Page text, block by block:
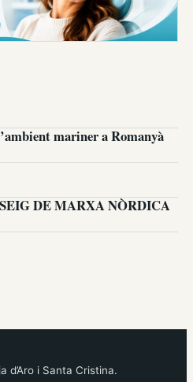
mariner a Romanyà
DE MARXA NÒRDICA
d’Aro i Santa Cristina.